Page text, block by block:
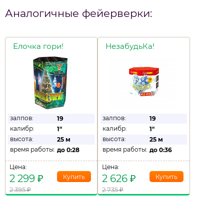
Аналогичные фейерверки:
Елочка гори!
залпов:
19
калибр:
1"
высота:
25 м
время работы: до 0:28
Цена:
2 299 ₽
2 395₽
НезабудьКа!
залпов:
19
калибр:
1"
высота:
25 м
время работы: до 0:36
Цена:
2 626 ₽
2 735₽